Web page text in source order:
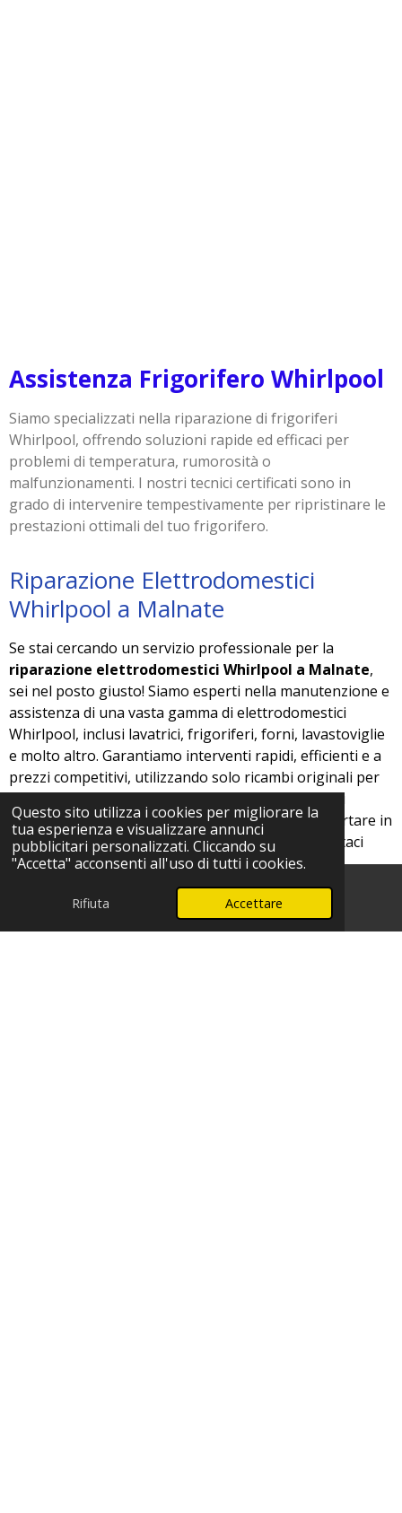
Questo sito utilizza i cookies per migliorare la
tua esperienza e visualizzare annunci
pubblicitari personalizzati. Cliccando su
"Accetta" acconsenti all'uso di tutti i cookies.
Rifiuta Accettare
Assistenza Frigorifero Whirlpool
Siamo specializzati nella riparazione di frigoriferi
Whirlpool, offrendo soluzioni rapide ed efficaci per
problemi di temperatura, rumorosità o
malfunzionamenti. I nostri tecnici certificati sono in
grado di intervenire tempestivamente per ripristinare le
prestazioni ottimali del tuo frigorifero.
Riparazione Elettrodomestici
Whirlpool a Malnate
Se stai cercando un servizio professionale per la
riparazione elettrodomestici Whirlpool a Malnate,
sei nel posto giusto! Siamo esperti nella manutenzione e
assistenza di una vasta gamma di elettrodomestici
Whirlpool, inclusi lavatrici, frigoriferi, forni, lavastoviglie
e molto altro. Garantiamo interventi rapidi, efficienti e a
prezzi competitivi, utilizzando solo ricambi originali per
assicurare la massima durata e affidabilità dei tuoi
dispositivi. Affidati alla nostra esperienza per riportare in
piena funzionalità i tuoi elettrodomestici e contattaci
oggi stesso per un preventivo senza impegno!
Telefono WhatsApp